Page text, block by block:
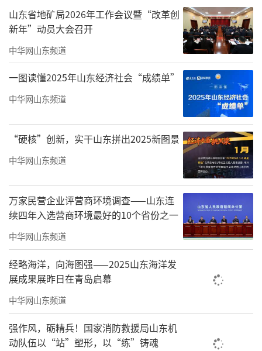
再次回到外交部欧亚司任职。
2001年，乐玉成再度赴俄，出任驻俄大使
馆公使衔参赞、公使。2008年后历任外交部政
策规划司司长、外交部部长助理等职。
2013年开始，他先后任驻哈萨克斯坦大
使、驻印度大使等职。
2016年回国后，乐玉成出任中央外办副主
任。2018年任外交部副部长，至此番履新。
近日，广电总局领导还有其他调整。
人社部6月9日发布消息，徐麟任国家广播
电视总局局长，免去其国务院新闻办公室主任
职务。
据广电总局官网最新信息显示：徐麟，
男，汉族，1963年6月出生，在职研究生，工商
管理硕士，中共党员，现任十九届中央委员，
中央宣传部副部长，国家广播电视总局局长、
山东省地矿局2026年工作会议暨“改革创
新年”动员大会召开
中华网山东频道
一图读懂2025年山东经济社会“成绩单”
中华网山东频道
“硬核”创新，实干山东拼出2025新图景
中华网山东频道
万家民营企业评营商环境调查——山东连
续四年入选营商环境最好的10个省份之一
中华网山东频道
经略海洋，向海图强——2025山东海洋发
展成果展昨日在青岛启幕
中华网山东频道
强作风，砺精兵！国家消防救援局山东机
动队伍以“站”塑形，以“练”铸魂